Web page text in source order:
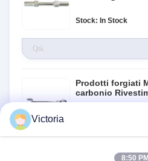
Stock: In Stock
Prodotti forgiati
carbonio
Victoria
8:50 PM